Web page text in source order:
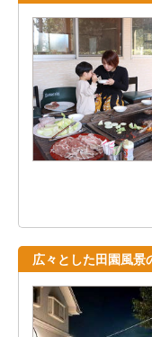
広々とした田園風